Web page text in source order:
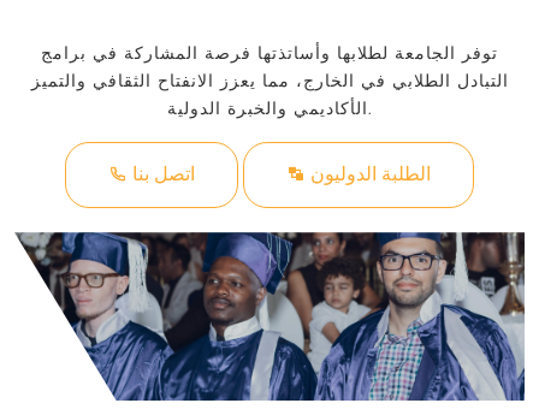
توفر الجامعة لطلابها وأساتذتها فرصة المشاركة في برامج
التبادل الطلابي في الخارج، مما يعزز الانفتاح الثقافي والتميز
الأكاديمي والخبرة الدولية.
اتصل بنا الطلبة الدوليون